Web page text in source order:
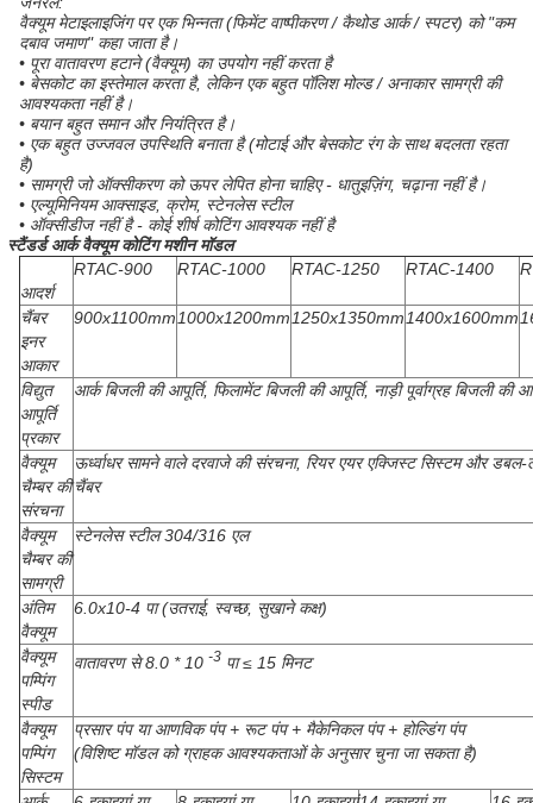
वैक्यूम मेटाइलाइजिंग पर एक भिन्नता (फिमेंट वाष्पीकरण / कैथोड आर्क / स्पटर) को "कम
दबाव जमाण" कहा जाता है।
• पूरा वातावरण हटाने (वैक्यूम) का उपयोग नहीं करता है
• बेसकोट का इस्तेमाल करता है, लेकिन एक बहुत पॉलिश मोल्ड / अनाकार सामग्री की
आवश्यकता नहीं है।
• बयान बहुत समान और नियंत्रित है।
• एक बहुत उज्जवल उपस्थिति बनाता है (मोटाई और बेसकोट रंग के साथ बदलता रहता
है)
• सामग्री जो ऑक्सीकरण को ऊपर लेपित होना चाहिए - धातुइज़िंग, चढ़ाना नहीं है।
• एल्यूमिनियम आक्साइड, क्रोम, स्टेनलेस स्टील
• ऑक्सीडीज नहीं है - कोई शीर्ष कोटिंग आवश्यक नहीं है
स्टैंडर्ड आर्क वैक्यूम कोटिंग मशीन मॉडल
आदर्श
RTAC-900 RTAC-1000 RTAC-1250 RTAC-1400
चैंबर
इनर
आकार
900x1100mm 1000x1200mm 1250x1350mm 1400x1600mm
विद्युत
आपूर्ति
प्रकार
आर्क बिजली की आपूर्ति, फिलामेंट बिजली की आपूर्ति, नाड़ी पूर्वाग्रह बिजली की
वैक्यूम
चैम्बर की
संरचना
ऊर्ध्वाधर सामने वाले दरवाजे की संरचना, रियर एयर एक्जिस्ट सिस्टम और
चैंबर
वैक्यूम
चैम्बर की
सामग्री
स्टेनलेस स्टील 304/316 एल
अंतिम
वैक्यूम
6.0x10-4 पा (उतराई, स्वच्छ, सुखाने कक्ष)
वैक्यूम
पम्पिंग
स्पीड
वातावरण से 8.0 * 10 -3 पा ≤ 15 मिनट
वैक्यूम
पम्पिंग
सिस्टम
प्रसार पंप या आणविक पंप + रूट पंप + मैकेनिकल पंप + होल्डिंग पंप
(विशिष्ट मॉडल को ग्राहक आवश्यकताओं के अनुसार चुना जा सकता है)